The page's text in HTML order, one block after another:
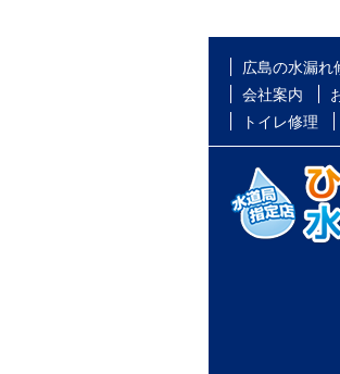
広島の水漏
会社案内
トイレ修理